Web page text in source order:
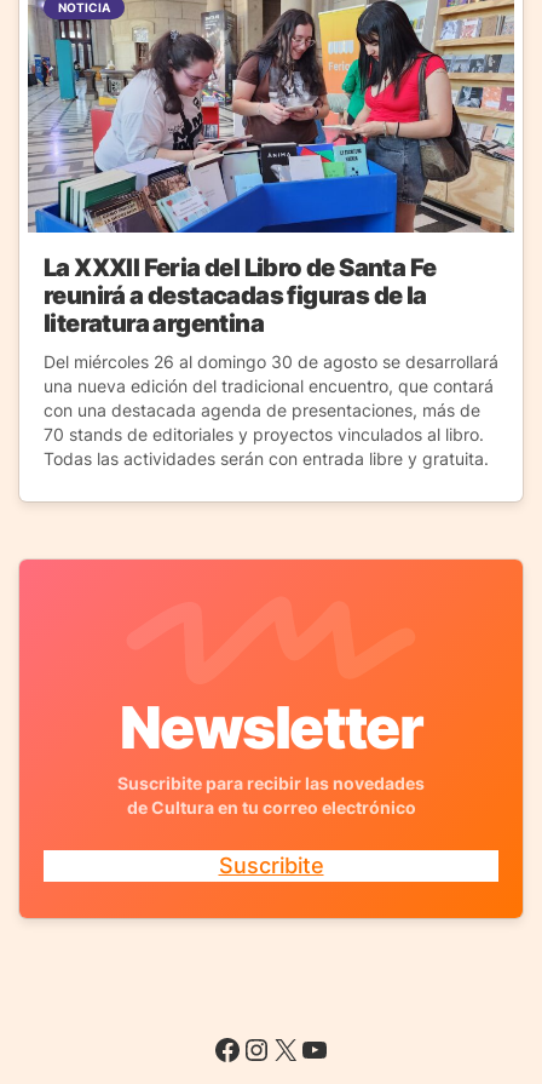
NOTICIA
La XXXII Feria del Libro de Santa Fe
reunirá a destacadas figuras de la
literatura argentina
Del miércoles 26 al domingo 30 de agosto se desarrollará
una nueva edición del tradicional encuentro, que contará
con una destacada agenda de presentaciones, más de
70 stands de editoriales y proyectos vinculados al libro.
Todas las actividades serán con entrada libre y gratuita.
Newsletter
Suscribite para recibir las novedades
de Cultura en tu correo electrónico
Suscribite
Facebook
Instagram
X YouTube